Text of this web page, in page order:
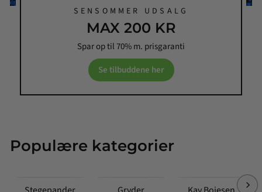
SENSOMMER UDSALG
MAX 200 KR
Spar op til 70% m. prisgaranti
Se tilbuddene her
Populære kategorier